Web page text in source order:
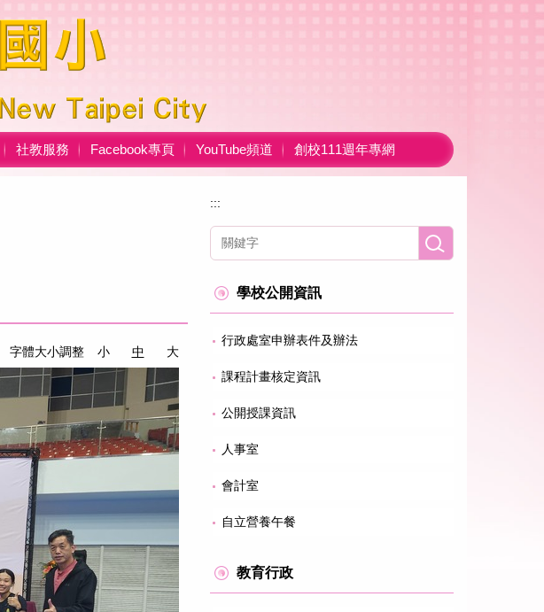
社教服務 Facebook專頁 YouTube頻道 創校111週年專網
字體大小調整 小 中 大
:::
學校公開資訊
行政處室申辦表件及辦法
課程計畫核定資訊
公開授課資訊
人事室
會計室
自立營養午餐
教育行政